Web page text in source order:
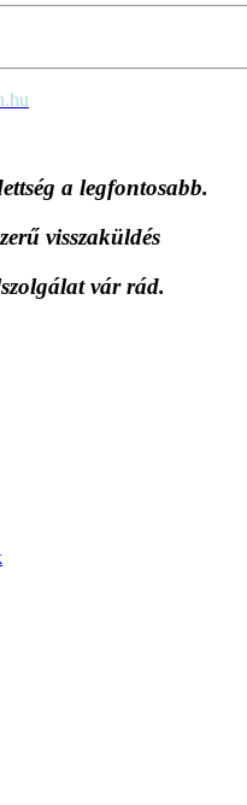
a legfontosabb.
visszaküldés
vár rád.